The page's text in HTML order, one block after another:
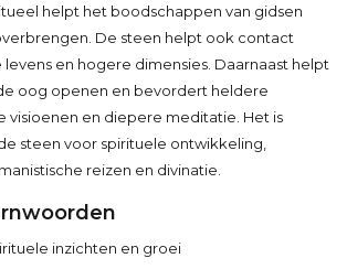
helpt het boodschappen van gidsen
De steen helpt ook contact
en hogere dimensies. Daarnaast helpt
oog openen en bevordert heldere
visioenen en diepere meditatie. Het is
steen voor spirituele ontwikkeling,
reizen en divinatie.
inzichten en groei